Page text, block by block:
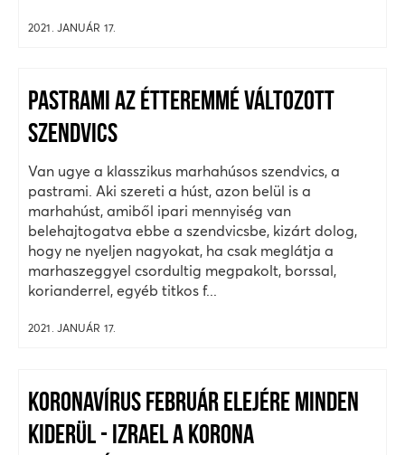
2021. JANUÁR 17.
PASTRAMI AZ ÉTTEREMMÉ VÁLTOZOTT
SZENDVICS
Van ugye a klasszikus marhahúsos szendvics, a
pastrami. Aki szereti a húst, azon belül is a
marhahúst, amiből ipari mennyiség van
belehajtogatva ebbe a szendvicsbe, kizárt dolog,
hogy ne nyeljen nagyokat, ha csak meglátja a
marhaszeggyel csordultig megpakolt, borssal,
korianderrel, egyéb titkos f...
2021. JANUÁR 17.
KORONAVÍRUS FEBRUÁR ELEJÉRE MINDEN
KIDERÜL - IZRAEL A KORONA